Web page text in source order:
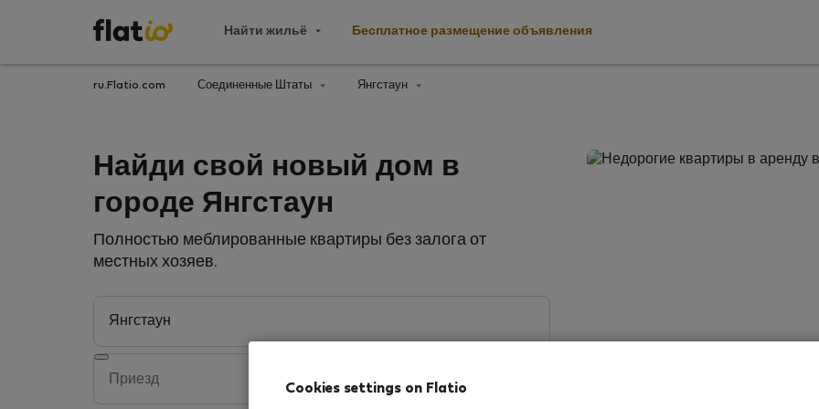
Найти жильё Бесплатное размещение объявления
ru.Flatio.com Соединенные Штаты Янгстаун
Найди свой новый дом в
городе Янгстаун
Полностью меблированные квартиры без залога от
местных хозяев.
Cookies settings on Flatio